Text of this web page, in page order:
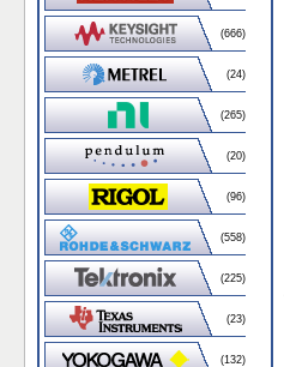
(666)
(24)
(265)
(20)
(96)
(558)
(225)
(23)
(132)